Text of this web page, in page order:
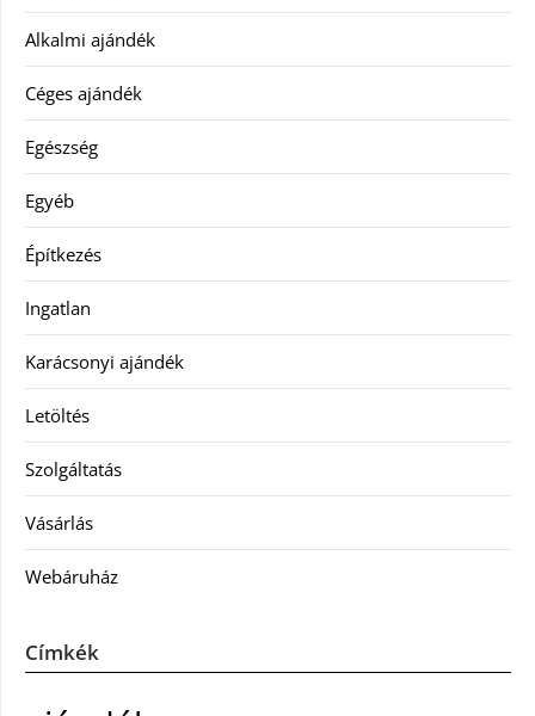
Alkalmi ajándék
Céges ajándék
Egészség
Egyéb
Építkezés
Ingatlan
Karácsonyi ajándék
Letöltés
Szolgáltatás
Vásárlás
Webáruház
Címkék